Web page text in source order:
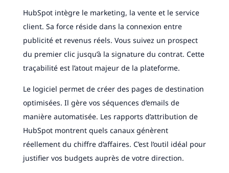
HubSpot intègre le marketing, la vente et le service
client. Sa force réside dans la connexion entre
publicité et revenus réels. Vous suivez un prospect
du premier clic jusqu’à la signature du contrat. Cette
traçabilité est l’atout majeur de la plateforme.
Le logiciel permet de créer des pages de destination
optimisées. Il gère vos séquences d’emails de
manière automatisée. Les rapports d’attribution de
HubSpot montrent quels canaux génèrent
réellement du chiffre d’affaires. C’est l’outil idéal pour
justifier vos budgets auprès de votre direction.